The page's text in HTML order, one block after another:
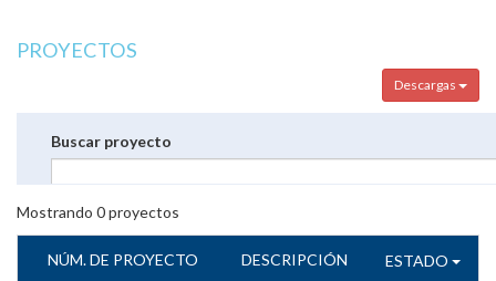
PROYECTOS
Descargas
Buscar proyecto
Mostrando 0proyectos
NÚM. DE PROYECTO DESCRIPCIÓN ESTADO